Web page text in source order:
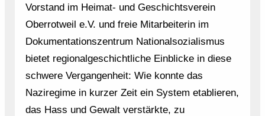
Vorstand im Heimat- und Geschichtsverein
Oberrotweil e.V. und freie Mitarbeiterin im
Dokumentationszentrum Nationalsozialismus
bietet regionalgeschichtliche Einblicke in diese
schwere Vergangenheit: Wie konnte das
Naziregime in kurzer Zeit ein System etablieren,
das Hass und Gewalt verstärkte, zu